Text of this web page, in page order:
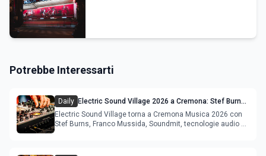
Potrebbe Interessarti
Daily Electric Sound Village 2026 a Cremona: Stef Burns,
Soundmit e Young Band Contest, il programma
Electric Sound Village torna a Cremona Musica 2026 con
Stef Burns, Franco Mussida, Soundmit, tecnologie audio e